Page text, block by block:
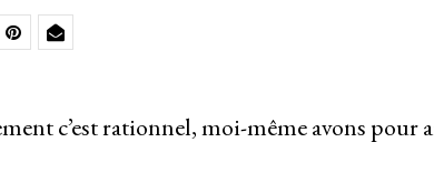
c’est rationnel, moi-même avons pour